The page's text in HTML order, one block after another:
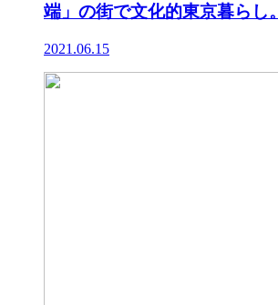
端」の街で文化的東京暮らし。
2021.06.15